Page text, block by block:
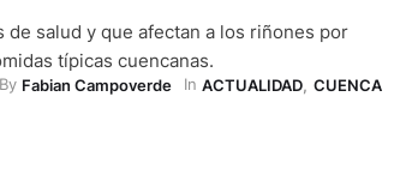
de salud y que afectan a los riñones por
típicas cuencanas.
By Fabian Campoverde In ACTUALIDAD, CUENCA